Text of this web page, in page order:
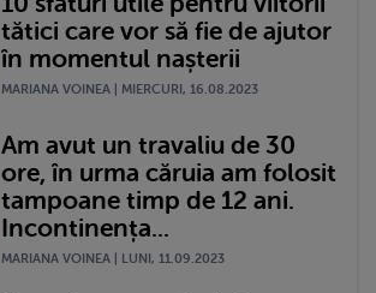
tătici care vor să fie de ajutor
în momentul nașterii
MARIANA VOINEA | MIERCURI, 16.08.2023
Am avut un travaliu de 30
ore, în urma căruia am folosit
tampoane timp de 12 ani.
Incontinența...
MARIANA VOINEA | LUNI, 11.09.2023